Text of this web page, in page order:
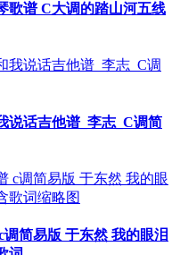
歌谱 C大调的踏山河五线
说话吉他谱_李志_C调简
简易版 于东然 我的眼泪